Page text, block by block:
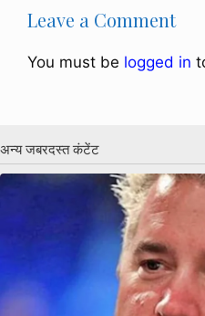
Leave a Comment
You must be logged in